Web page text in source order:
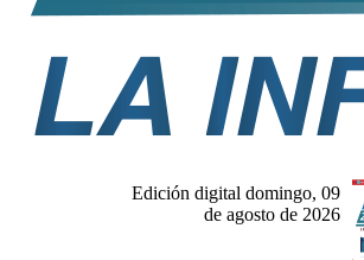
Edición digital domingo, 09
de agosto de 2026